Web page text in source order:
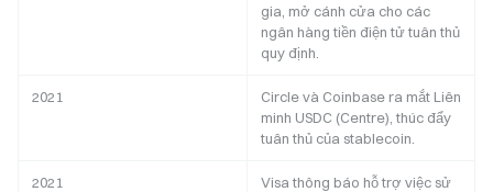
gia, mở cánh cửa cho các
ngân hàng tiền điện tử tuân thủ
quy định.
2021
Circle và Coinbase ra mắt Liên
minh USDC (Centre), thúc đẩy
tuân thủ của stablecoin.
2021
Visa thông báo hỗ trợ việc sử